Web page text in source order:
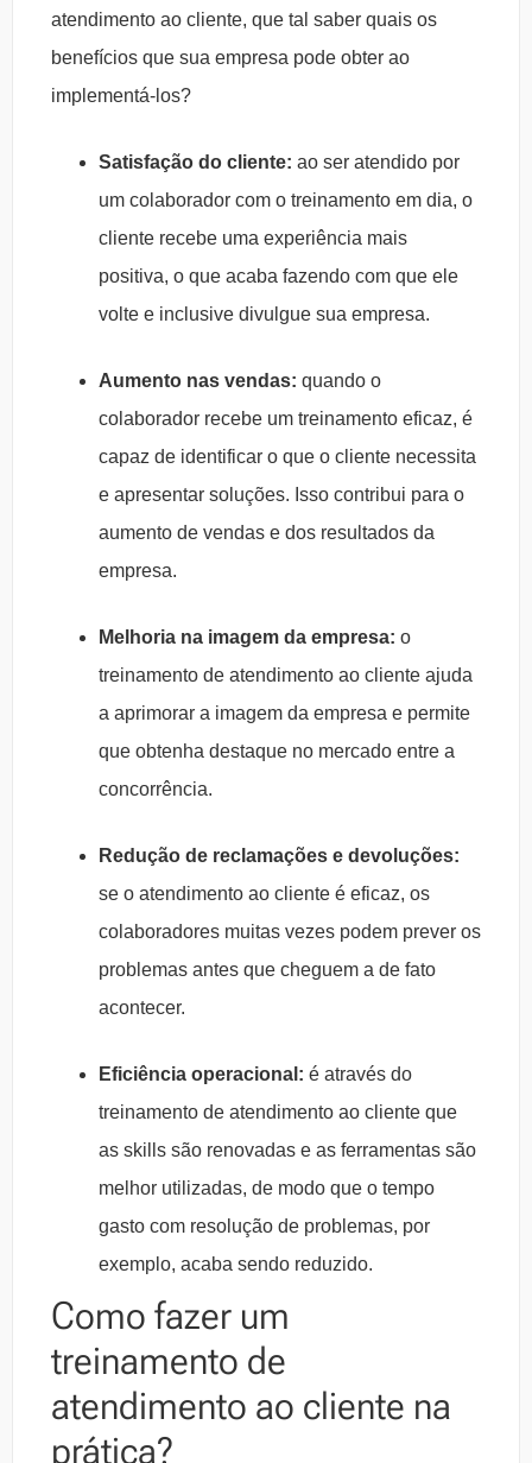
atendimento ao cliente, que tal saber quais os
benefícios que sua empresa pode obter ao
implementá-los?
Satisfação do cliente: ao ser atendido por
um colaborador com o treinamento em dia, o
cliente recebe uma experiência mais
positiva, o que acaba fazendo com que ele
volte e inclusive divulgue sua empresa.
Aumento nas vendas: quando o
colaborador recebe um treinamento eficaz, é
capaz de identificar o que o cliente necessita
e apresentar soluções. Isso contribui para o
aumento de vendas e dos resultados da
empresa.
Melhoria na imagem da empresa: o
treinamento de atendimento ao cliente ajuda
a aprimorar a imagem da empresa e permite
que obtenha destaque no mercado entre a
concorrência.
Redução de reclamações e devoluções:
se o atendimento ao cliente é eficaz, os
colaboradores muitas vezes podem prever os
problemas antes que cheguem a de fato
acontecer.
Eficiência operacional: é através do
treinamento de atendimento ao cliente que
as skills são renovadas e as ferramentas são
melhor utilizadas, de modo que o tempo
gasto com resolução de problemas, por
exemplo, acaba sendo reduzido.
Como fazer um
treinamento de
atendimento ao cliente na
prática?